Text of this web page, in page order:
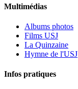
Multimédias
Albums photos
Films USJ
La Quinzaine
Hymne de l'USJ
Infos pratiques